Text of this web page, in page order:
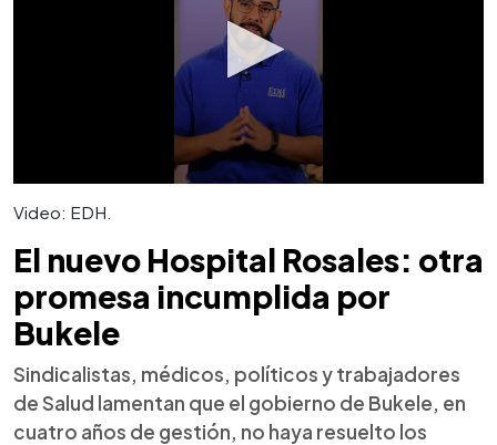
Video: EDH.
El nuevo Hospital Rosales: otra
promesa incumplida por
Bukele
Sindicalistas, médicos, políticos y trabajadores
de Salud lamentan que el gobierno de Bukele, en
cuatro años de gestión, no haya resuelto los